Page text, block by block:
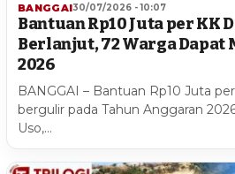
BANGGAI30/07/2026 - 10:07
Bantuan Rp10 Juta per KK
Berlanjut, 72 Warga Dapat
2026
BANGGAI – Bantuan Rp10 Juta
bergulir pada Tahun Anggaran
Uso,…